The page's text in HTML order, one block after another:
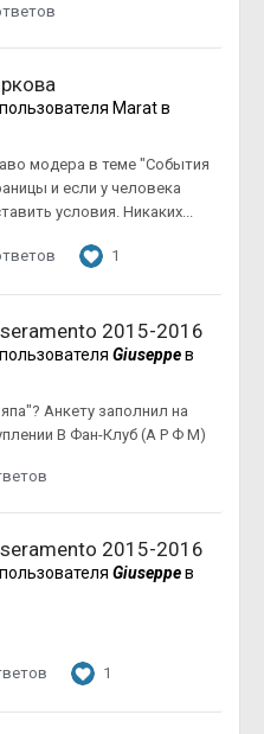
Maratв
модера в теме "События
и если у человека
условия. Никаких...
1
2015-2016
Giuseppeв
Анкету заполнил на
В Фан-Клуб (А Р Ф М)
2015-2016
Giuseppeв
1